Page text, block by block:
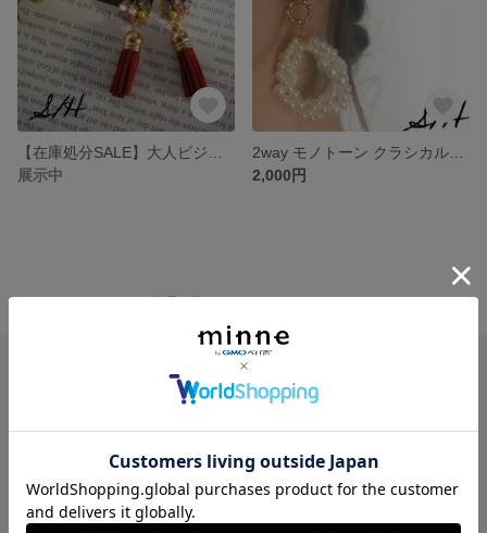
展示中
2,000円
minne ホーム S/H の作品一覧
minneについて
minneで買いたい
作品をさがす